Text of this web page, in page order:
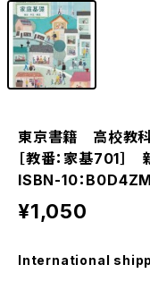
東京書籍 高校教
［教番：家基701
ISBN-10：
¥1,050
International